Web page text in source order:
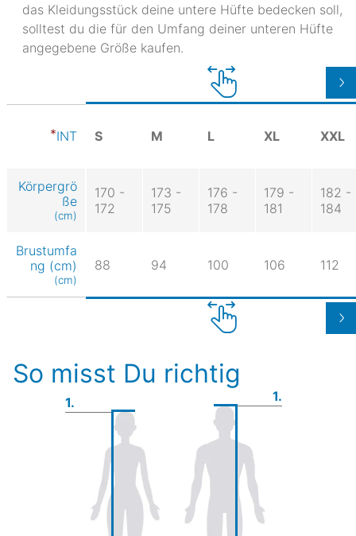
das Kleidungsstück deine untere Hüfte bedecken soll,
solltest du die für den Umfang deiner unteren Hüfte
angegebene Größe kaufen.
INT S M L XL XXL
Körpergrö
ße
(cm)
170 -
172
173 -
175
176 -
178
179 -
181
182 -
184
Brustumfa
ng (cm)
(cm)
88 94 100 106 112
So misst Du richtig
1. 1.